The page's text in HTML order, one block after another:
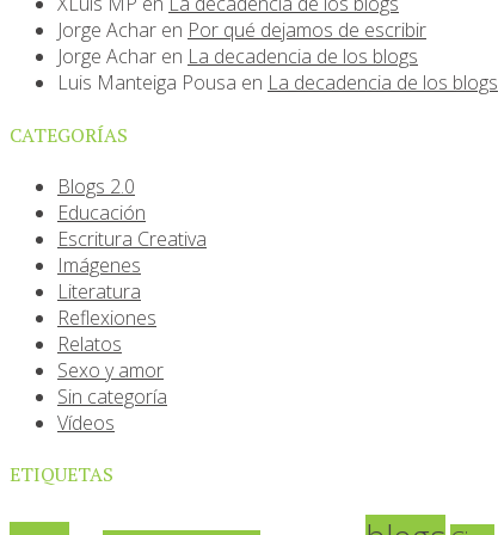
Jorge Achar en Por qué dejamos de escribir
Jorge Achar en La decadencia de los blogs
Luis Manteiga Pousa en La decadencia de los blogs
CATEGORÍAS
Blogs 2.0
Educación
Escritura Creativa
Imágenes
Literatura
Reflexiones
Relatos
Sexo y amor
Sin categoría
Vídeos
ETIQUETAS